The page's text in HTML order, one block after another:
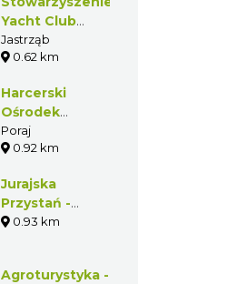
Yacht Club
Zefir- Drakkar -
Jastrząb -
Jastrząb
0.62 km
Harcerski
Ośrodek
Wodny w
Poraju - Gmina
Poraj
0.92 km
Jurajska
Przystań -
OŚRODEK
0.93 km
Agroturystyka -